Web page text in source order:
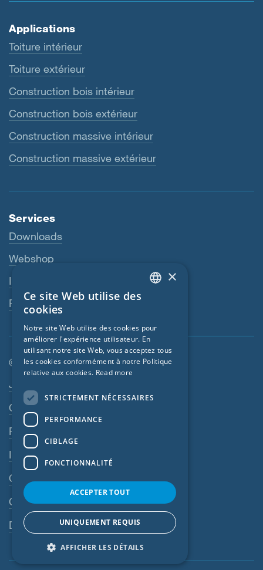
Applications
Toiture intérieur
Toiture extérieur
Construction bois intérieur
Construction bois extérieur
Construction massive intérieur
Construction massive extérieur
Services
Downloads
Webshop
Interlocuteur
Revendeurs
© SIGA 2026
Jobs
Contact
Règles de confidentialité
Impressum
CGV
CGA
Dispositif d’alerte
ENGLISH
FRENCH
CZECH
LATVIAN
NORWEGIAN
×
Ce site Web utilise des
cookies
Notre site Web utilise des cookies pour
améliorer l'expérience utilisateur. En
utilisant notre site Web, vous acceptez tous
les cookies conformément à notre Politique
relative aux cookies. Read more
STRICTEMENT NÉCESSAIRES
PERFORMANCE
CIBLAGE
FONCTIONNALITÉ
ACCEPTER TOUT
UNIQUEMENT REQUIS
AFFICHER LES DÉTAILS